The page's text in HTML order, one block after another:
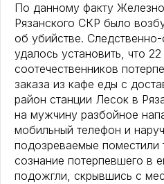
По данному факту
Рязанского СКР было
об убийстве.
удалось установить, что
соотечественников
заказа из кафе еды с
район станции Лесок в
на мужчину разбойное
мобильный телефон и
подозреваемые поместили
сознание потерпевшего в
подожгли, скрывшись с